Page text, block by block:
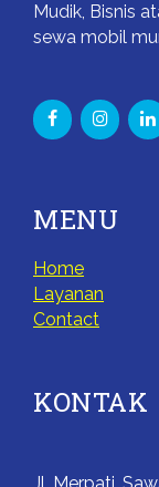
Mudik, Bisnis
sewa mobil
MENU
Home
Layanan
Contact
KONTAK